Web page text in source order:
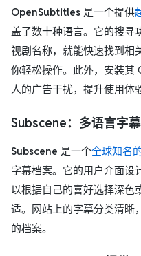
OpenSubtitles 是一个提供
盖了数十种语言。它的搜寻
视剧名称，就能快速找到相
你轻松操作。此外，安装其
人的广告干扰，提升使用体
Subscene：多语言字
Subscene 是一个全球知名
字幕档案。它的用户介面设
以根据自己的喜好选择深色
适。网站上的字幕分类清晰
的档案。